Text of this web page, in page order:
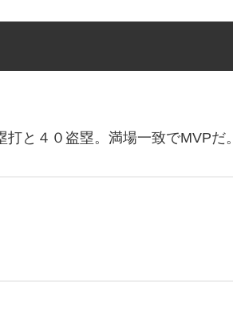
と４０盗塁。満場一致でMVPだ。